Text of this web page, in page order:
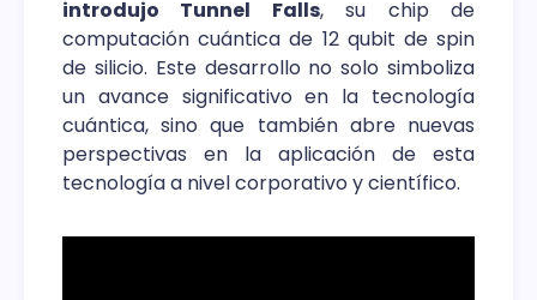
introdujo Tunnel Falls, su chip de
computación cuántica de 12 qubit de spin
de silicio. Este desarrollo no solo simboliza
un avance significativo en la tecnología
cuántica, sino que también abre nuevas
perspectivas en la aplicación de esta
tecnología a nivel corporativo y científico.